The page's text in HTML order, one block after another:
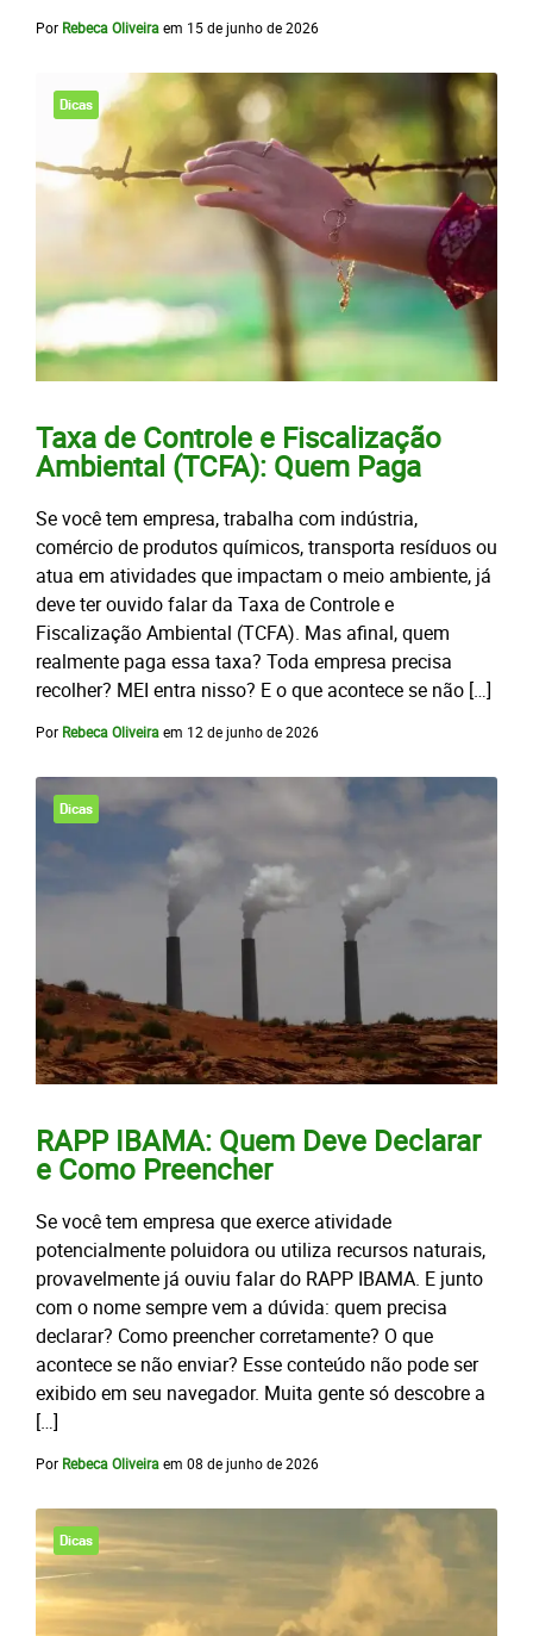
Por Rebeca Oliveiraem 15 de junho de 2026
Dicas
Taxa de Controle e Fiscalização
Ambiental (TCFA): Quem Paga
Se você tem empresa, trabalha com indústria,
comércio de produtos químicos, transporta resíduos ou
atua em atividades que impactam o meio ambiente, já
deve ter ouvido falar da Taxa de Controle e
Fiscalização Ambiental (TCFA). Mas afinal, quem
realmente paga essa taxa? Toda empresa precisa
recolher? MEI entra nisso? E o que acontece se não […]
Por Rebeca Oliveiraem 12 de junho de 2026
Dicas
RAPP IBAMA: Quem Deve Declarar
e Como Preencher
Se você tem empresa que exerce atividade
potencialmente poluidora ou utiliza recursos naturais,
provavelmente já ouviu falar do RAPP IBAMA. E junto
com o nome sempre vem a dúvida: quem precisa
declarar? Como preencher corretamente? O que
acontece se não enviar? Esse conteúdo não pode ser
exibido em seu navegador. Muita gente só descobre a
[…]
Por Rebeca Oliveiraem 08 de junho de 2026
Dicas